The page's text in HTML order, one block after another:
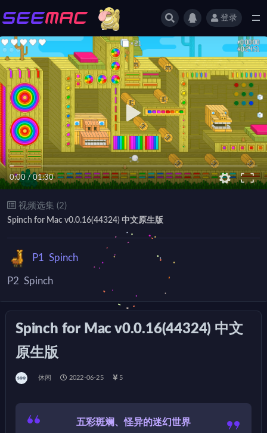
登录
0:00/ 01:30
视频选集 (2)
Spinch for Mac v0.0.16(44324) 中文原生版
P1 Spinch
P2 Spinch
Spinch for Mac v0.0.16(44324) 中文
原生版
休闲 2022-06-25 5
五彩斑斓、怪异的迷幻世界